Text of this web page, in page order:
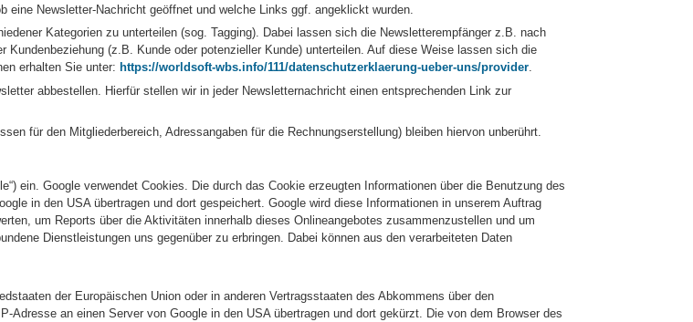
Newsletter-Nachricht geöffnet und welche Links ggf. angeklickt wurden.
Kategorien zu unterteilen (sog. Tagging). Dabei lassen sich die Newsletterempfänger z.B. nach
(z.B. Kunde oder potenzieller Kunde) unterteilen. Auf diese Weise lassen sich die
erhalten Sie unter: https://worldsoft-wbs.info/111/datenschutzerklaerung-ueber-uns/provider.
abbestellen. Hierfür stellen wir in jeder Newsletternachricht einen entsprechenden Link zur
für den Mitgliederbereich, Adressangaben für die Rechnungserstellung) bleiben hiervon unberührt.
ein. Google verwendet Cookies. Die durch das Cookie erzeugten Informationen über die Benutzung des
in den USA übertragen und dort gespeichert. Google wird diese Informationen in unserem Auftrag
um Reports über die Aktivitäten innerhalb dieses Onlineangebotes zusammenzustellen und um
Dienstleistungen uns gegenüber zu erbringen. Dabei können aus den verarbeiteten Daten
der Europäischen Union oder in anderen Vertragsstaaten des Abkommens über den
an einen Server von Google in den USA übertragen und dort gekürzt. Die von dem Browser des